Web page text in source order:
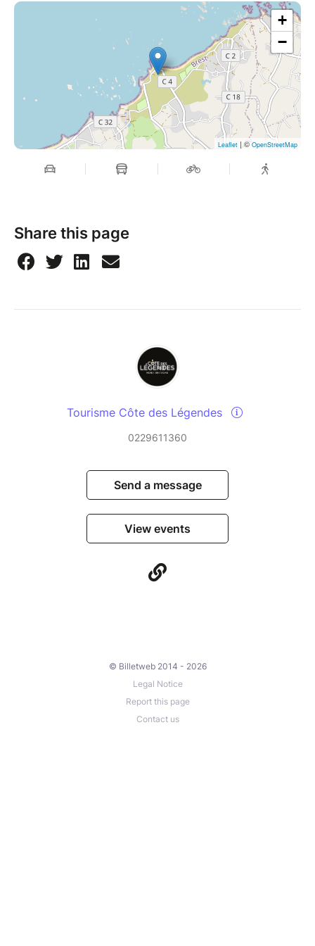
+
−
Leaflet | © OpenStreetMap
Share this page
Tourisme Côte des Légendes
0229611360
Send a message
View events
© Billetweb 2014 - 2026
Legal Notice
Report this page
Contact us